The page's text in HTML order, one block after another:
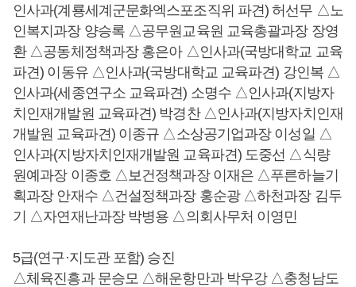
인사과(계룡세계군문화엑스포조직위 파견) 허선무 △노
인복지과장 양승록 △공무원교육원 교육총괄과장 장영
환 △공동체정책과장 홍은아 △인사과(국방대학교 교육
파견) 이동유 △인사과(국방대학교 교육파견) 강인복 △
인사과(세종연구소 교육파견) 소명수 △인사과(지방자
치인재개발원 교육파견) 박경찬 △인사과(지방자치인재
개발원 교육파견) 이종규 △소상공기업과장 이성일 △
인사과(지방자치인재개발원 교육파견) 도중선 △식량
원예과장 이종호 △보건정책과장 이재은 △푸른하늘기
획과장 안재수 △건설정책과장 홍순광 △하천과장 김두
기 △자연재난과장 박병용 △의회사무처 이영민
5급(연구·지도관 포함) 승진
△체육진흥과 문승모 △해운항만과 박우강 △충청남도